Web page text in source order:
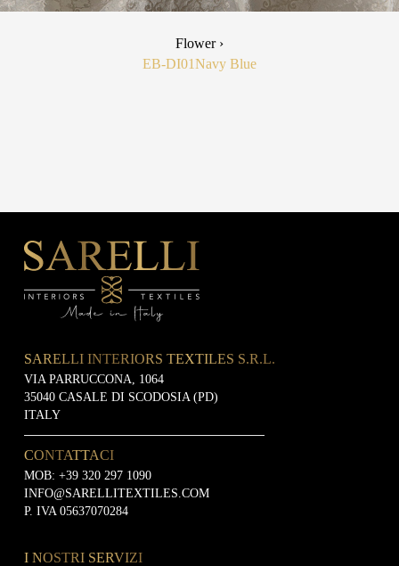
Flower ›
EB-DI01Navy Blue
SARELLI INTERIORS TEXTILES S.R.L.
VIA PARRUCCONA, 1064
35040 CASALE DI SCODOSIA (PD)
ITALY
CONTATTACI
MOB: +39 320 297 1090
INFO@SARELLITEXTILES.COM
P. IVA 05637070284
I NOSTRI SERVIZI